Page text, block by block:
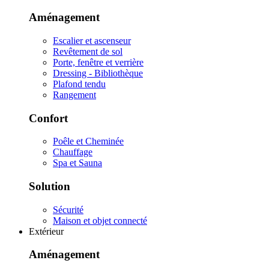
Aménagement
Escalier et ascenseur
Revêtement de sol
Porte, fenêtre et verrière
Dressing - Bibliothèque
Plafond tendu
Rangement
Confort
Poêle et Cheminée
Chauffage
Spa et Sauna
Solution
Sécurité
Maison et objet connecté
Extérieur
Aménagement